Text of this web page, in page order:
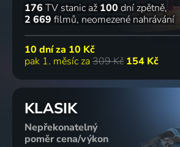
176 TV stanic až 100 dní zpětně
2 669 filmů neomezené nahrávání
10 dní za 10 Kč
pak 1. měsíc za 309 Kč 154 Kč
KLASIK
Nepřekonatelný
poměr cena/výkon